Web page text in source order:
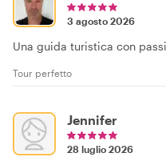
3 agosto 2026
Una guida turistica con
Tour perfetto
Jennifer
28 luglio 2026